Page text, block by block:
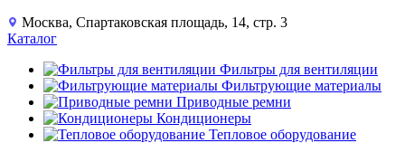
Москва, Спартаковская площадь, 14, стр. 3
Каталог
Фильтры для вентиляции
Фильтрующие материалы
Приводные ремни
Кондиционеры
Тепловое оборудование